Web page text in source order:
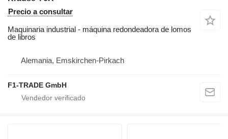
Precio a consultar
Maquinaria industrial - máquina redondeadora de lomos
de libros
Alemania, Emskirchen-Pirkach
F1-TRADE GmbH